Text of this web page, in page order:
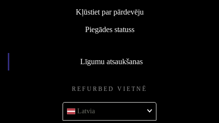
Kļūstiet par pārdevēju
Piegādes statuss
Līgumu atsaukšanas
REFURBED VIETNĒ
Latvia